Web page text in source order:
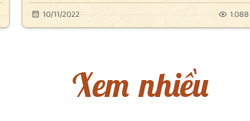
10/11/2022 1.088
Xem nhiều